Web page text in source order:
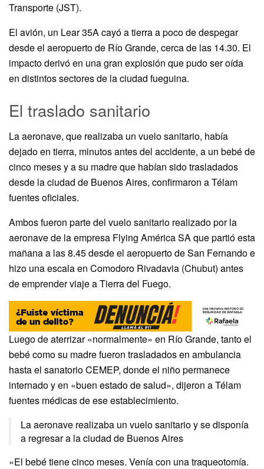
Transporte (JST).
El avión, un Lear 35A cayó a tierra a poco de despegar
desde el aeropuerto de Río Grande, cerca de las 14.30. El
impacto derivó en una gran explosión que pudo ser oída
en distintos sectores de la ciudad fueguina.
El traslado sanitario
La aeronave, que realizaba un vuelo sanitario, había
dejado en tierra, minutos antes del accidente, a un bebé de
cinco meses y a su madre que habían sido trasladados
desde la ciudad de Buenos Aires, confirmaron a Télam
fuentes oficiales.
Ambos fueron parte del vuelo sanitario realizado por la
aeronave de la empresa Flying América SA que partió esta
mañana a las 8.45 desde el aeropuerto de San Fernando e
hizo una escala en Comodoro Rivadavia (Chubut) antes
de emprender viaje a Tierra del Fuego.
Luego de aterrizar «normalmente» en Río Grande, tanto el
bebé como su madre fueron trasladados en ambulancia
hasta el sanatorio CEMEP, donde el niño permanece
internado y en «buen estado de salud», dijeron a Télam
fuentes médicas de ese establecimiento.
La aeronave realizaba un vuelo sanitario y se disponía
a regresar a la ciudad de Buenos Aires
«El bebé tiene cinco meses. Venía con una traqueotomía.